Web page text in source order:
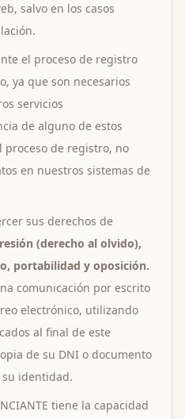
salvo en los casos
el proceso de registro
ya que son necesarios
servicios
de alguno de estos
de registro, no
en nuestros sistemas de
sus derechos de
(derecho al olvido),
portabilidad y oposición.
comunicación por escrito
electrónico, utilizando
al final de este
de su DNI o documento
identidad.
tiene la capacidad